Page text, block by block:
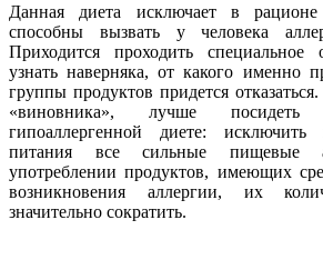
Данная диета исключает в
способны вызвать у человека
Приходится проходить специальное
узнать наверняка, от какого именно
группы продуктов придется
«виновника», лучше
гипоаллергенной диете:
питания все сильные пищевые
употреблении продуктов, имеющих
возникновения аллергии, их
значительно сократить.